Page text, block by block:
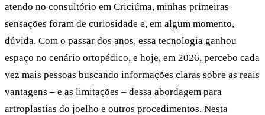
atendo no consultório em Criciúma, minhas primeiras
sensações foram de curiosidade e, em algum momento,
dúvida. Com o passar dos anos, essa tecnologia ganhou
espaço no cenário ortopédico, e hoje, em 2026, percebo cada
vez mais pessoas buscando informações claras sobre as reais
vantagens – e as limitações – dessa abordagem para
artroplastias do joelho e outros procedimentos. Nesta